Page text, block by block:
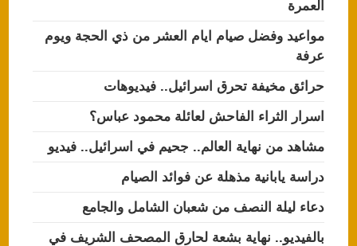
العمرة
مواعيد وفضل صيام ايام العشر من ذي الحجة ويوم
عرفة
حرائق مخيفة تحرق اسرائيل.. فيديوهات
اسرار الثراء الفاحش لعائلة محمود عباس؟
مشاهد من نهاية العالم.. جحيم في اسرائيل.. فيديو
دراسة يابانية مذهلة عن فوائد الصيام
دعاء ليلة النصف من شعبان الشامل والجامع
بالفيديو.. نهاية بشعة لحارق المصحف الشريف في